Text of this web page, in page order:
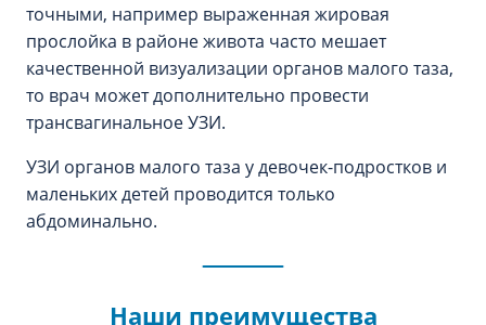
точными, например выраженная жировая
прослойка в районе живота часто мешает
качественной визуализации органов малого таза,
то врач может дополнительно провести
трансвагинальное УЗИ.
УЗИ органов малого таза у девочек-подростков и
маленьких детей проводится только
абдоминально.
Наши преимущества